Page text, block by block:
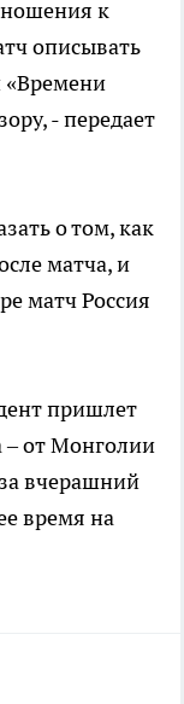
к
описывать
«Времени
- передает
о том, как
матча, и
матч Россия
пришлет
– от Монголии
вчерашний
время на